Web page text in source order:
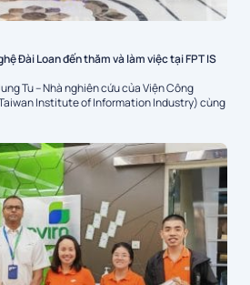
Đài Loan đến thăm và làm việc tại FPT IS
Tu – Nhà nghiên cứu của Viện Công
Institute of Information Industry) cùng